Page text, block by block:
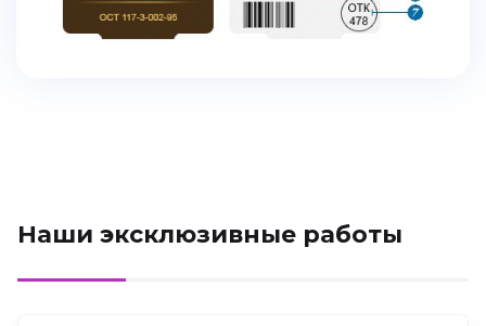
Наши эксклюзивные работы